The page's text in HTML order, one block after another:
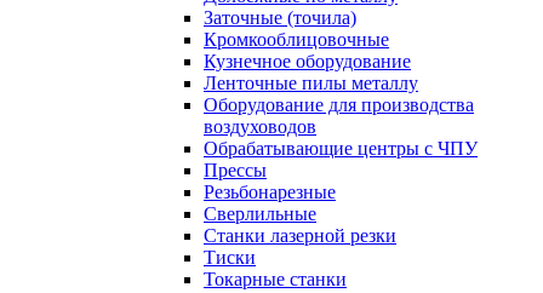
Заточные (точила)
Кромкооблицовочные
Кузнечное оборудование
Ленточные пилы металлу
Оборудование для производства
воздуховодов
Обрабатывающие центры с ЧПУ
Прессы
Резьбонарезные
Сверлильные
Станки лазерной резки
Тиски
Токарные станки